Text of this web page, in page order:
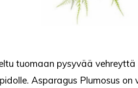
tuomaan pysyvää
Asparagus Plumosus